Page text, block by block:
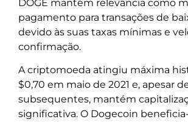
DOGE mantém relevância como
pagamento para transações de
devido às suas taxas mínimas e
confirmação.
A criptomoeda atingiu máxima
$0,70 em maio de 2021 e, apesar
subsequentes, mantém
significativa. O Dogecoin